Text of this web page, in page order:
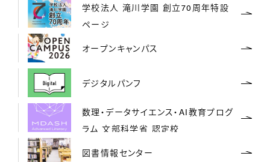
学校法人 滝川学園 創立70周年特設
ページ
オープンキャンパス
デジタルパンフ
数理・データサイエンス・AI教育プログ
ラム 文部科学省 認定校
図書情報センター